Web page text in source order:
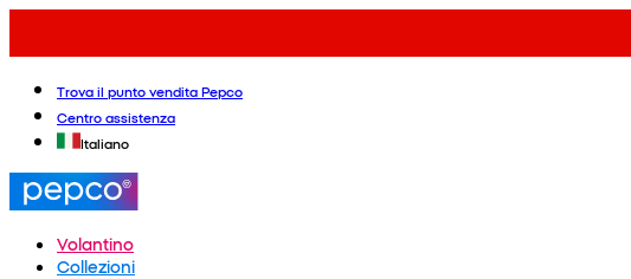
Trova il punto vendita Pepco
Centro assistenza
Italiano
Volantino
Collezioni